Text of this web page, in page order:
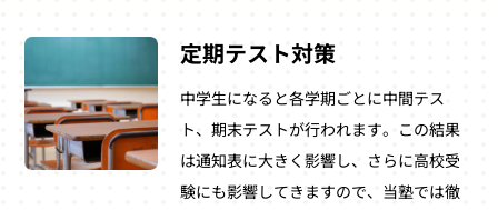
定期テスト対策
中学生になると各学期ごとに中間テス
ト、期末テストが行われます。この結果
は通知表に大きく影響し、さらに高校受
験にも影響してきますので、当塾では徹